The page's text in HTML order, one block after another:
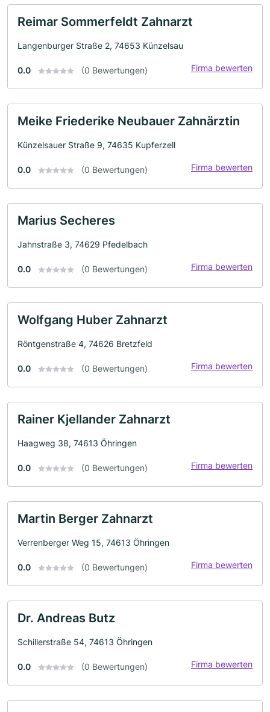
Reimar Sommerfeldt Zahnarzt
Langenburger Straße 2, 74653 Künzelsau
0.0 (0 Bewertungen) Firma bewerten
Meike Friederike Neubauer Zahnärztin
Künzelsauer Straße 9, 74635 Kupferzell
0.0 (0 Bewertungen) Firma bewerten
Marius Secheres
Jahnstraße 3, 74629 Pfedelbach
0.0 (0 Bewertungen) Firma bewerten
Wolfgang Huber Zahnarzt
Röntgenstraße 4, 74626 Bretzfeld
0.0 (0 Bewertungen) Firma bewerten
Rainer Kjellander Zahnarzt
Haagweg 38, 74613 Öhringen
0.0 (0 Bewertungen) Firma bewerten
Martin Berger Zahnarzt
Verrenberger Weg 15, 74613 Öhringen
0.0 (0 Bewertungen) Firma bewerten
Dr. Andreas Butz
Schillerstraße 54, 74613 Öhringen
0.0 (0 Bewertungen) Firma bewerten